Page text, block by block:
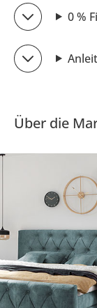
0 %
Über die